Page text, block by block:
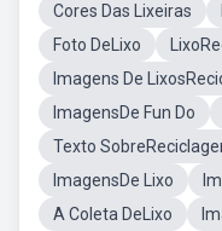
Cores Das Lixeiras
Foto DeLixo
Imagens De
ImagensDe Fun Do
Texto
ImagensDe Lixo
A Coleta DeLixo